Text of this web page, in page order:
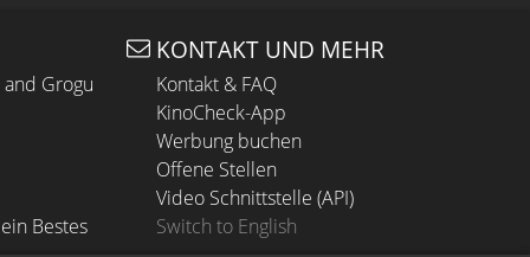
Grogu
Bestes
KONTAKT UND MEHR
Kontakt & FAQ
KinoCheck-App
Werbung buchen
Offene Stellen
Video Schnittstelle (API)
Switch to English